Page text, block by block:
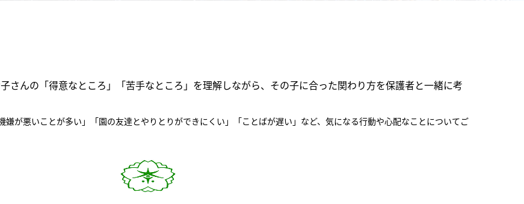
んの「得意なところ」「苦手なところ」を理解しながら、 その子に合った関わり方を保護者と一緒に考
が悪いことが多い」「園の友達とやりとりができにくい」「ことばが遅い」など、気になる行動や心配なことについてご